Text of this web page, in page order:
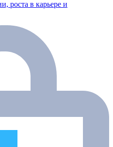
роста в карьере и